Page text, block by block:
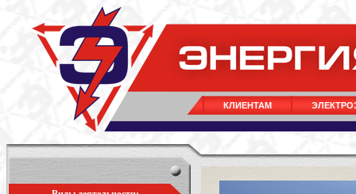
КЛИЕНТАМ